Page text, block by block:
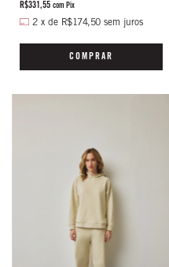
R$331,55 com Pix
2 x de R$174,50 sem juros
COMPRAR